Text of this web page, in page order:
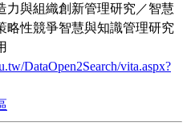
力與組織創新管理研究／智慧
略性競爭智慧與知識管理研究
DataOpen2Search/vita.aspx?